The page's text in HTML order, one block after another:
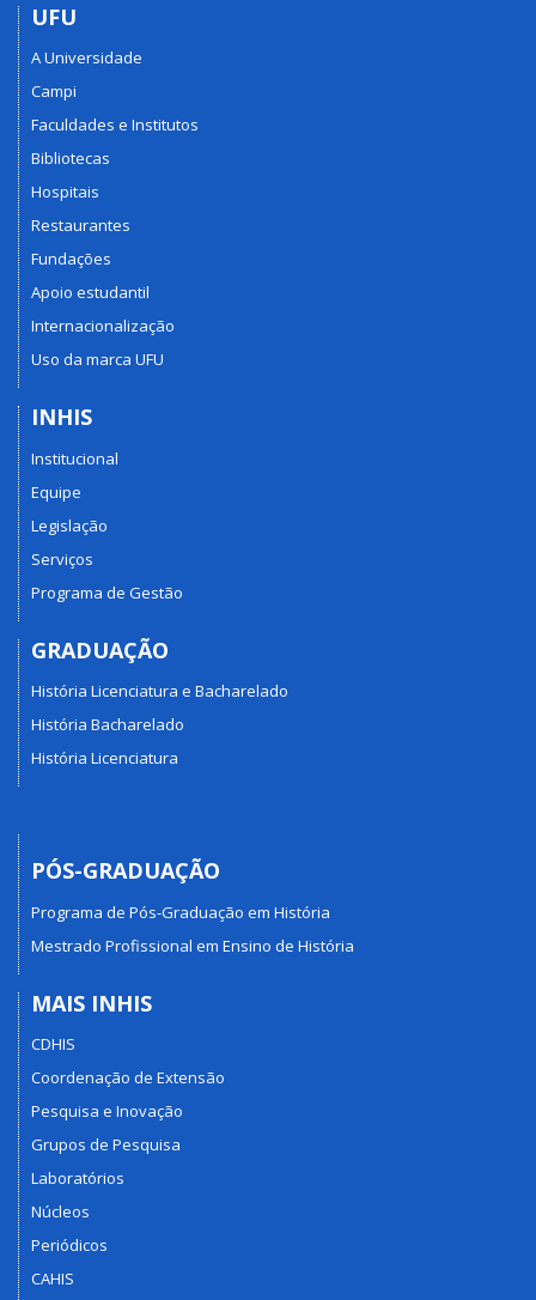
UFU
A Universidade
Campi
Faculdades e Institutos
Bibliotecas
Hospitais
Restaurantes
Fundações
Apoio estudantil
Internacionalização
Uso da marca UFU
INHIS
Institucional
Equipe
Legislação
Serviços
Programa de Gestão
GRADUAÇÃO
História Licenciatura e Bacharelado
História Bacharelado
História Licenciatura
PÓS-GRADUAÇÃO
Programa de Pós-Graduação em História
Mestrado Profissional em Ensino de História
MAIS INHIS
CDHIS
Coordenação de Extensão
Pesquisa e Inovação
Grupos de Pesquisa
Laboratórios
Núcleos
Periódicos
CAHIS